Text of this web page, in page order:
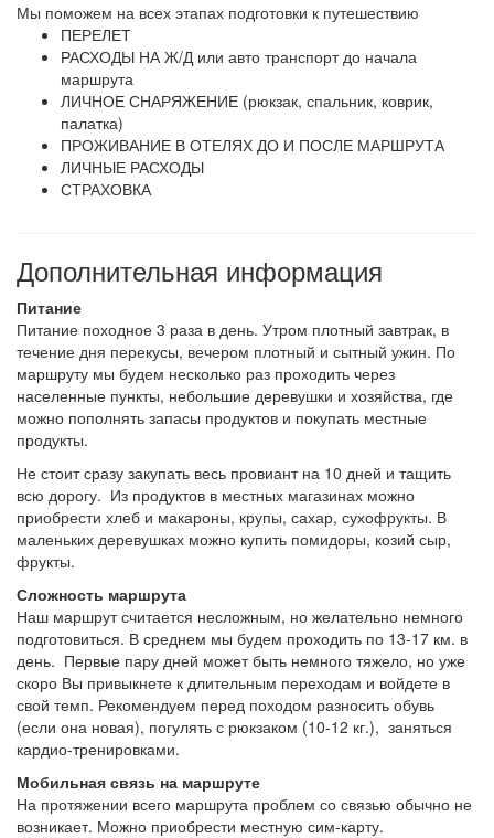
Мы поможем на всех этапах подготовки к путешествию
ПЕРЕЛЕТ
РАСХОДЫ НА Ж/Д или авто транспорт до начала
маршрута
ЛИЧНОЕ СНАРЯЖЕНИЕ (рюкзак, спальник, коврик,
палатка)
ПРОЖИВАНИЕ В ОТЕЛЯХ ДО И ПОСЛЕ МАРШРУТА
ЛИЧНЫЕ РАСХОДЫ
СТРАХОВКА
Дополнительная информация
Питание
Питание походное 3 раза в день. Утром плотный завтрак, в
течение дня перекусы, вечером плотный и сытный ужин. По
маршруту мы будем несколько раз проходить через
населенные пункты, небольшие деревушки и хозяйства, где
можно пополнять запасы продуктов и покупать местные
продукты.
Не стоит сразу закупать весь провиант на 10 дней и тащить
всю дорогу. Из продуктов в местных магазинах можно
приобрести хлеб и макароны, крупы, сахар, сухофрукты. В
маленьких деревушках можно купить помидоры, козий сыр,
фрукты.
Сложность маршрута
Наш маршрут считается несложным, но желательно немного
подготовиться. В среднем мы будем проходить по 13-17 км. в
день. Первые пару дней может быть немного тяжело, но уже
скоро Вы привыкнете к длительным переходам и войдете в
свой темп. Рекомендуем перед походом разносить обувь
(если она новая), погулять с рюкзаком (10-12 кг.), заняться
кардио-тренировками.
Мобильная связь на маршруте
На протяжении всего маршрута проблем со связью обычно не
возникает. Можно приобрести местную сим-карту.